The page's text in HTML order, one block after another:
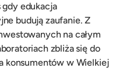
edukacja
budują zaufanie. Z
na całym
zbliża się do
konsumentów w Wielkiej